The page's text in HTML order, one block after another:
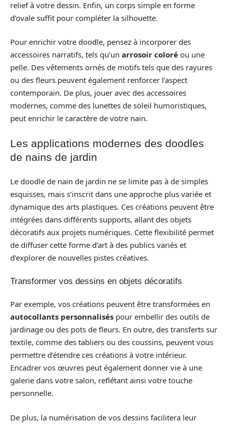
relief à votre dessin. Enfin, un corps simple en forme
d’ovale suffit pour compléter la silhouette.
Pour enrichir votre doodle, pensez à incorporer des
accessoires narratifs, tels qu’un arrosoir coloré ou une
pelle. Des vêtements ornés de motifs tels que des rayures
ou des fleurs peuvent également renforcer l’aspect
contemporain. De plus, jouer avec des accessoires
modernes, comme des lunettes de soleil humoristiques,
peut enrichir le caractère de votre nain.
Les applications modernes des doodles
de nains de jardin
Le doodle de nain de jardin ne se limite pas à de simples
esquisses, mais s’inscrit dans une approche plus variée et
dynamique des arts plastiques. Ces créations peuvent être
intégrées dans différents supports, allant des objets
décoratifs aux projets numériques. Cette flexibilité permet
de diffuser cette forme d’art à des publics variés et
d’explorer de nouvelles pistes créatives.
Transformer vos dessins en objets décoratifs
Par exemple, vos créations peuvent être transformées en
autocollants personnalisés pour embellir des outils de
jardinage ou des pots de fleurs. En outre, des transferts sur
textile, comme des tabliers ou des coussins, peuvent vous
permettre d’étendre ces créations à votre intérieur.
Encadrer vos œuvres peut également donner vie à une
galerie dans votre salon, reflétant ainsi votre touche
personnelle.
De plus, la numérisation de vos dessins facilitera leur